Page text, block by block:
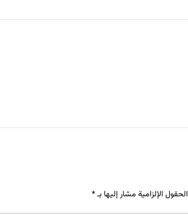
الحقول الإلزامية مشار إليها بـ*